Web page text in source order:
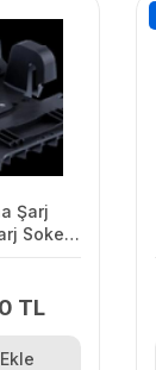
Şarj
Soket
TL